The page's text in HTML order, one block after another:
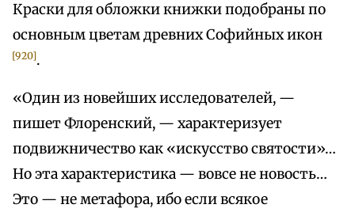
Краски для обложки книжки подобраны по
основным цветам древних Софийных икон
[920].
«Один из новейших исследователей, —
пишет Флоренский, — характеризует
подвижничество как «искусство святости»…
Но эта характеристика — вовсе не новость…
Это — не метафора, ибо если всякое